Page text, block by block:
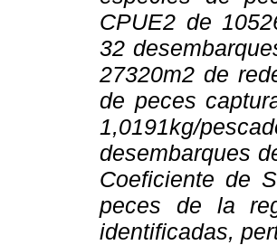
CPUE2 de
32
27320m2 de
de peces
1,0191kg/
desembarques
Coeficiente de
peces de la
identificadas,